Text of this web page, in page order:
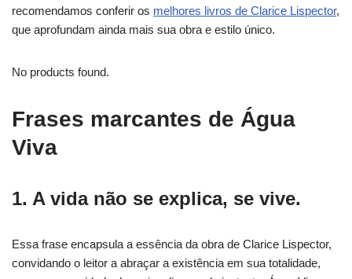
recomendamos conferir os melhores livros de Clarice Lispector,
que aprofundam ainda mais sua obra e estilo único.
No products found.
Frases marcantes de Água
Viva
1. A vida não se explica, se vive.
Essa frase encapsula a essência da obra de Clarice Lispector,
convidando o leitor a abraçar a existência em sua totalidade,